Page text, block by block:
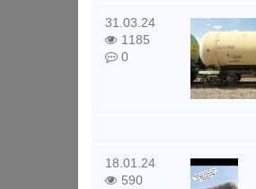
31.03.24
1185
0
18.01.24
590